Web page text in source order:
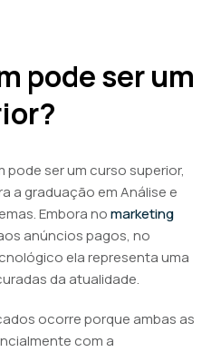
pode ser um
pode ser um curso superior,
a graduação em Análise e
Embora nomarketing
anúncios pagos, no
ela representa uma
da atualidade.
ocorre porque ambas as
com a